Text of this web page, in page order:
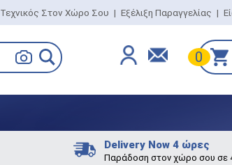
Τεχνικός Στον Χώρο Σου | Εξέλιξη Παραγγελίας |
0
Delivery Now 4 ώρες
Παράδοση στον χώρο σου σε